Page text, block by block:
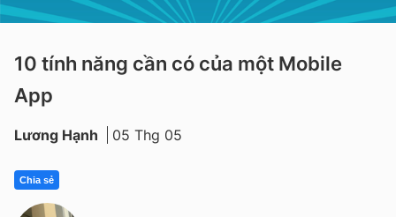
10 tính năng cần có của một Mobile
App
Lương Hạnh 05 Thg 05
Chia sẻ